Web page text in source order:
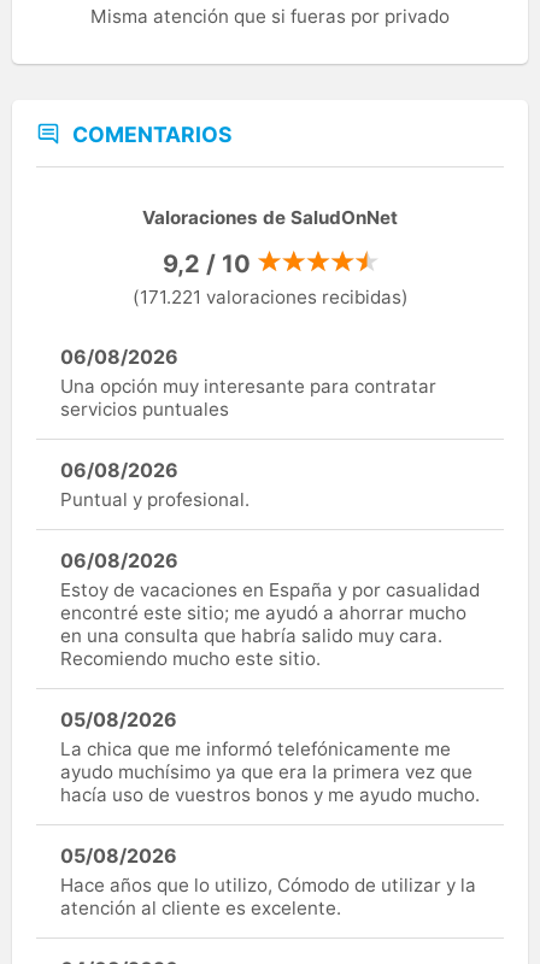
Misma atención que si fueras por privado
COMENTARIOS
Valoraciones de SaludOnNet
9,2 / 10
(171.221 valoraciones recibidas)
06/08/2026
Una opción muy interesante para contratar
servicios puntuales
06/08/2026
Puntual y profesional.
06/08/2026
Estoy de vacaciones en España y por casualidad
encontré este sitio; me ayudó a ahorrar mucho
en una consulta que habría salido muy cara.
Recomiendo mucho este sitio.
05/08/2026
La chica que me informó telefónicamente me
ayudo muchísimo ya que era la primera vez que
hacía uso de vuestros bonos y me ayudo mucho.
05/08/2026
Hace años que lo utilizo, Cómodo de utilizar y la
atención al cliente es excelente.